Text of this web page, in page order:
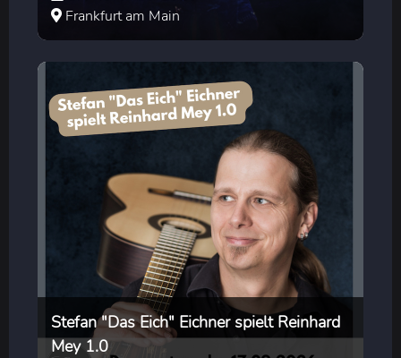
Frankfurt am Main
Stefan "Das Eich" Eichner spielt Reinhard
Mey 1.0